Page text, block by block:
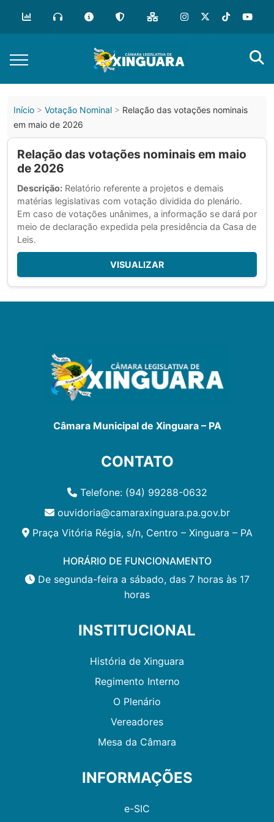
Início Votação Nominal
Relação das votações nominais
em maio de 2026
Relação das votações nominais em maio
de 2026
Descrição: Relatório referente a projetos e demais
matérias legislativas com votação dividida do plenário.
Em caso de votações unânimes, a informação se dará por
meio de declaração expedida pela presidência da Casa de
Leis.
VISUALIZAR
Câmara Municipal de Xinguara – PA
CONTATO
Telefone: (94) 99288-0632
ouvidoria@camaraxinguara.pa.gov.br
Praça Vitória Régia, s/n, Centro – Xinguara – PA
HORÁRIO DE FUNCIONAMENTO
De segunda-feira a sábado, das 7 horas às 17
horas
INSTITUCIONAL
História de Xinguara
Regimento Interno
O Plenário
Vereadores
Mesa da Câmara
INFORMAÇÕES
e-SIC